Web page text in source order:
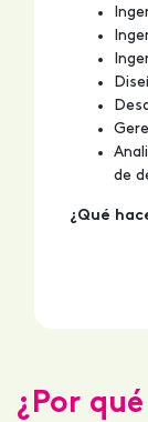
de
¿Qué
¿Por